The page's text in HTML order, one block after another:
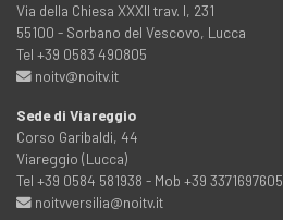
Via della Chiesa XXXII trav. I, 231
55100 - Sorbano del Vescovo, Lucca
Tel +39 0583 490805
noitv@noitv.it
Sede di Viareggio
Corso Garibaldi, 44
Viareggio (Lucca)
Tel +39 0584 581938 - Mob +39 3371697605
noitvversilia@noitv.it